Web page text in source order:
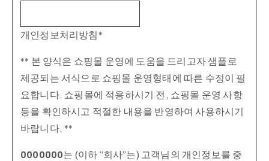
개인정보처리방침 *
** 본 양식은 쇼핑몰 운영에 도움을 드리고자 샘플로
제공되는 서식으로 쇼핑몰 운영형태에 따른 수정이 필
요합니다. 쇼핑몰에 적용하시기 전, 쇼핑몰 운영 사항
등을 확인하시고 적절한 내용을 반영하여 사용하시기
바랍니다. **
0000000는 (이하 “회사”는) 고객님의 개인정보를 중